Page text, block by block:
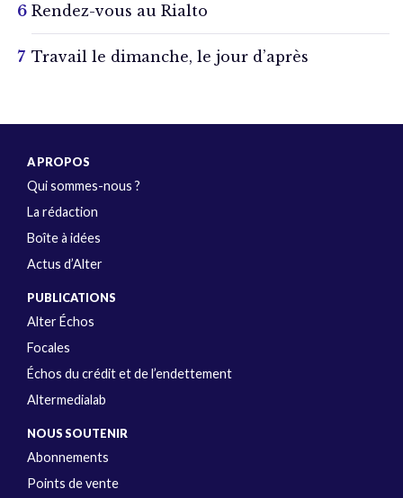
Rendez-vous au Rialto
Travail le dimanche, le jour d’après
A PROPOS
Qui sommes-nous ?
La rédaction
Boîte à idées
Actus d’Alter
PUBLICATIONS
Alter Échos
Focales
Échos du crédit et de l’endettement
Altermedialab
NOUS SOUTENIR
Abonnements
Points de vente